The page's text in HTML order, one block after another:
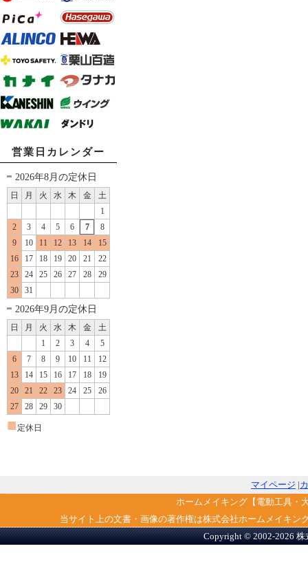
営業日カレンダー
2026年8月の定休日
日 月 火 水 木 金
土
1
2
3 4 5 6 7
8
9
10 11 12 13 14
15
16
17 18 19 20 21
22
23
24 25 26 27 28
29
30
31
2026年9月の定休日
日 月 火 水 木 金
土
1
2 3 4
5
6
7 8 9 10 11
12
13
14 15 16 17 18
19
20
21 22 23 24 25
26
27
28 29 30
■ 定休日
マイページ |
ホームメイキング【電動工具・
当サイト上の文書・画像の著作権は株式会社ホームメイキ
Copyright © 2002-2026